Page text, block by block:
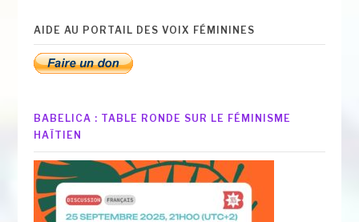
AIDE AU PORTAIL DES VOIX FÉMININES
BABELICA : TABLE RONDE SUR LE FÉMINISME
HAÏTIEN